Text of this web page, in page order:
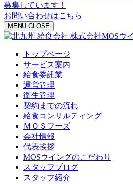
募集しています！
お問い合わせはこちら
MENU CLOSE
トップページ
サービス案内
給食委託業
運営管理
衛生管理
契約までの流れ
給食コンサルティング
ＭＯＳフーズ
会社情報
代表挨拶
MOSウイングのこだわり
スタッフブログ
スタッフ紹介